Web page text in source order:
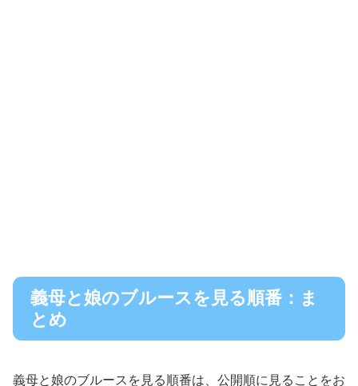
義母と娘のブルースを見る順番：ま
とめ
義母と娘のブルースを見る順番は、公開順に見ることをお